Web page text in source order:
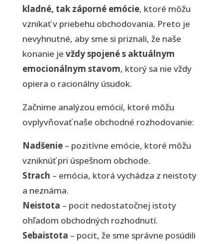
kladné, tak záporné emócie, ktoré môžu
vznikať v priebehu obchodovania. Preto je
nevyhnutné, aby sme si priznali, že naše
konanie je vždy spojené s aktuálnym
emocionálnym stavom, ktorý sa nie vždy
opiera o racionálny úsudok.
Začnime analýzou emócií, ktoré môžu
ovplyvňovať naše obchodné rozhodovanie:
Nadšenie – pozitívne emócie, ktoré môžu
vzniknúť pri úspešnom obchode.
Strach – emócia, ktorá vychádza z neistoty
a neznáma.
Neistota – pocit nedostatočnej istoty
ohľadom obchodných rozhodnutí.
Sebaistota – pocit, že sme správne posúdili